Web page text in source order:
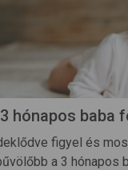
hónapos baba
figyel és
a 3 hónapos